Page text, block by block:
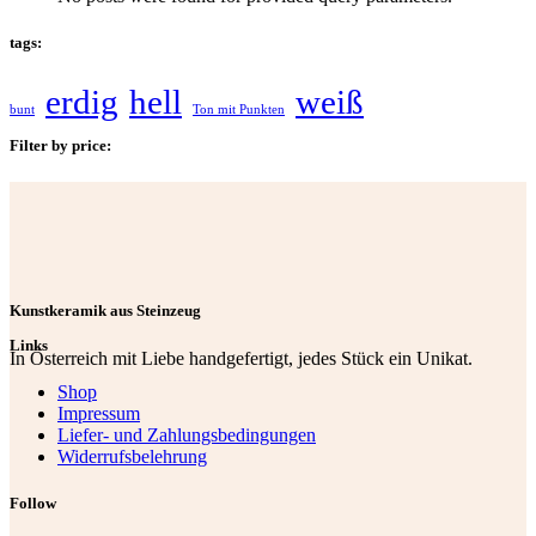
tags:
bunt erdig hell Ton mit Punkten weiß
Filter by price:
Kunstkeramik aus Steinzeug
In Österreich mit Liebe handgefertigt, jedes Stück ein Unikat.
Links
Shop
Impressum
Liefer- und Zahlungsbedingungen
Widerrufsbelehrung
Follow